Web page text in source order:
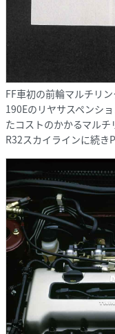
FF車初の前輪マルチリ
190Eのリヤサスペンシ
たコストのかかるマルチ
R32スカイラインに続き